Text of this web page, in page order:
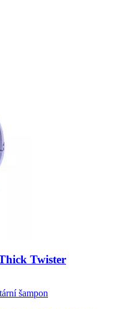
Twister